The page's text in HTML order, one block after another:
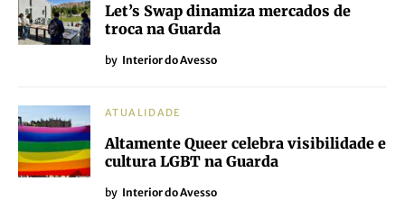
Let’s Swap dinamiza mercados de
troca na Guarda
by Interior do Avesso
ATUALIDADE
Altamente Queer celebra visibilidade e
cultura LGBT na Guarda
by Interior do Avesso